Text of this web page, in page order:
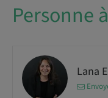
Personne
Lana